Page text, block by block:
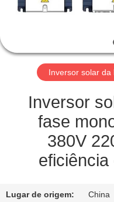
FÁBRICA
CONTROLE
DE
QUALIDADE
ENTRE
CONTATO
Inversor solar da
Inversor
fase
380V
eficiência
Lugar de origem: China